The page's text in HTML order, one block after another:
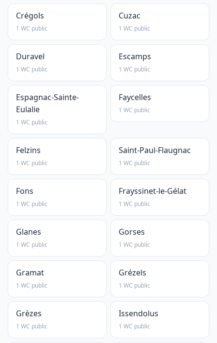
Crégols
1 WC public
Cuzac
1 WC public
Duravel
1 WC public
Escamps
1 WC public
Espagnac-Sainte-
Eulalie
1 WC public
Faycelles
1 WC public
Felzins
1 WC public
Saint-Paul-Flaugnac
1 WC public
Fons
1 WC public
Frayssinet-le-Gélat
1 WC public
Glanes
1 WC public
Gorses
1 WC public
Gramat
1 WC public
Grézels
1 WC public
Grèzes
1 WC public
Issendolus
1 WC public